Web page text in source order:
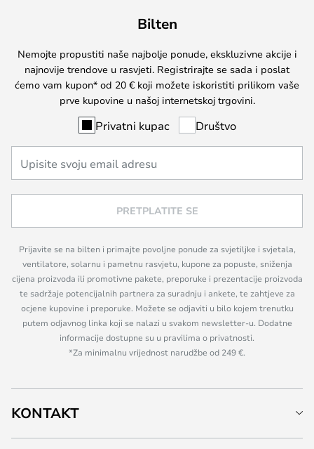
Bilten
Nemojte propustiti naše najbolje ponude, ekskluzivne akcije i
najnovije trendove u rasvjeti. Registrirajte se sada i poslat
ćemo vam kupon* od 20 € koji možete iskoristiti prilikom vaše
prve kupovine u našoj internetskoj trgovini.
Privatni kupac Društvo
PRETPLATITE SE
Prijavite se na bilten i primajte povoljne ponude za svjetiljke i svjetala,
ventilatore, solarnu i pametnu rasvjetu, kupone za popuste, sniženja
cijena proizvoda ili promotivne pakete, preporuke i prezentacije proizvoda
te sadržaje potencijalnih partnera za suradnju i ankete, te zahtjeve za
ocjene kupovine i preporuke. Možete se odjaviti u bilo kojem trenutku
putem odjavnog linka koji se nalazi u svakom newsletter-u. Dodatne
informacije dostupne su u pravilima o privatnosti.
*Za minimalnu vrijednost narudžbe od 249 €.
KONTAKT